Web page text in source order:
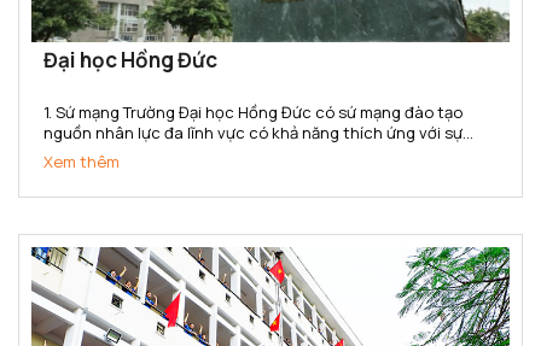
Đại học Hồng Đức
1. Sứ mạng Trường Đại học Hồng Đức có sứ mạng đào tạo
nguồn nhân lực đa lĩnh vực có khả năng thích ứng với sự
thay đổi của thị trường lao động; nghiên cứu khoa học,
chuyển giao công nghệ phục vụ sự phát triển kinh tế - xã...
Xem thêm